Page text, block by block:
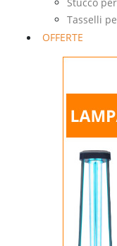
Tasselli
OFFERTE